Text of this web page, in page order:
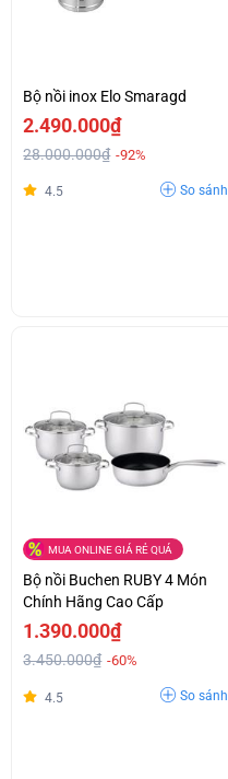
Bộ nồi inox Elo Smaragd
2.490.000₫
28.000.000₫ -92%
4.5 So sánh
MUA ONLINE GIÁ RẺ QUÁ
Bộ nồi Buchen RUBY 4 Món
Chính Hãng Cao Cấp
1.390.000₫
3.450.000₫ -60%
4.5 So sánh